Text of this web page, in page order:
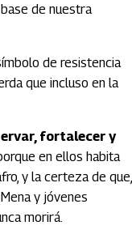
de nuestra
de resistencia
que incluso en la
fortalecer y
porque en ellos habita
y la certeza de que,
y jóvenes
morirá.